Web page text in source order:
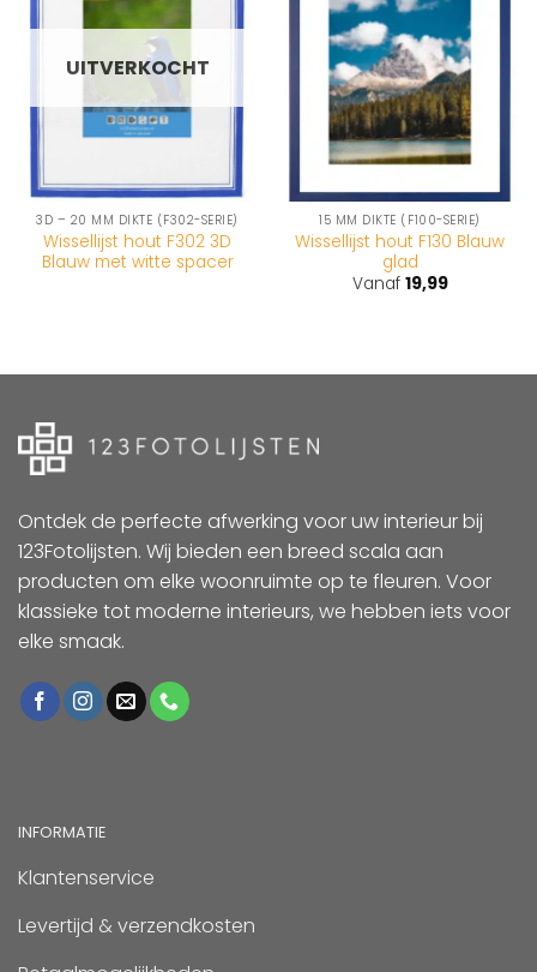
UITVERKOCHT
3D – 20 MM DIKTE (F302-SERIE)
Wissellijst hout F302 3D
Blauw met witte spacer
wenslijst
15 MM DIKTE (F100-SERIE)
Wissellijst hout F130 Blauw
glad
Vanaf 19,99
Ontdek de perfecte afwerking voor uw interieur bij
123Fotolijsten. Wij bieden een breed scala aan
producten om elke woonruimte op te fleuren. Voor
klassieke tot moderne interieurs, we hebben iets voor
elke smaak.
INFORMATIE
Klantenservice
Levertijd & verzendkosten